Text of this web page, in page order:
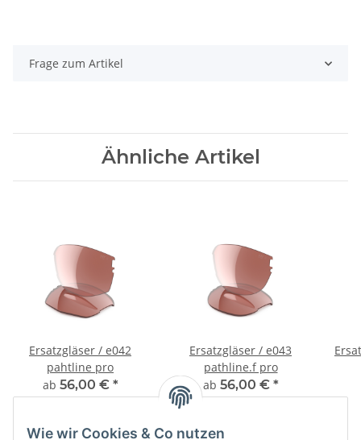
Frage zum Artikel
Ähnliche Artikel
Ersatzgläser / e042
pahtline pro
ab 56,00 € *
Ersatzgläser / e043
pathline.f pro
ab 56,00 € *
Wie wir Cookies & Co nutzen